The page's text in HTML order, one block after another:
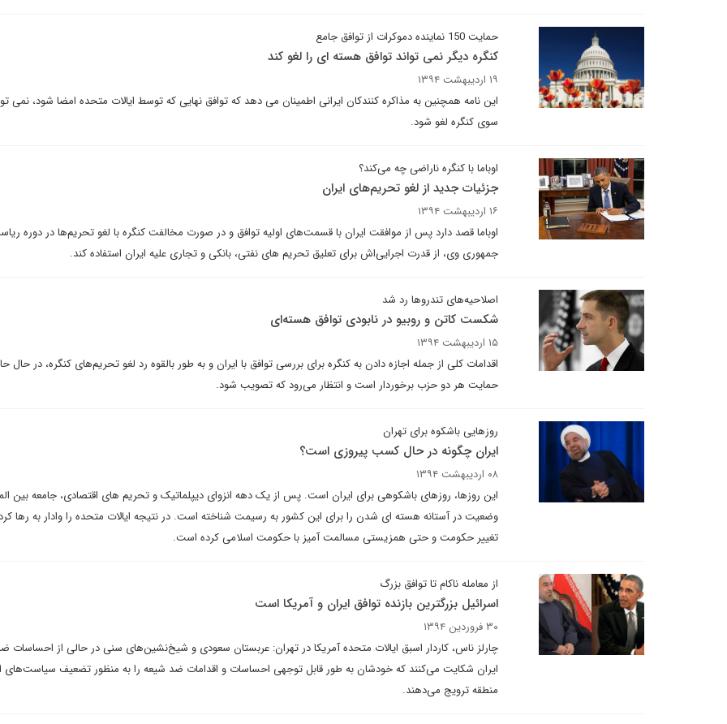
حمایت 150 نماینده دموکرات از توافق جامع
کنگره دیگر نمی تواند توافق هسته ای را لغو کند
۱۹ اردیبهشت ۱۳۹۴
این نامه همچنین به مذاکره کنندکان ایرانی اطمینان می دهد که توافق نهایی که توسط ایالات متحده امضا شود، نمی
سوی کنگره لغو شود.
اوباما با کنگره ناراضی چه می‌کند؟
جزئیات جدید از لغو تحریم‌های ایران
۱۶ اردیبهشت ۱۳۹۴
اوباما قصد دارد پس از موافقت ایران با قسمت‌های اولیه توافق و در صورت مخالفت کنگره با لغو تحریم‌ها در دوره
جمهوری وی، از قدرت اجرایی‌اش برای تعلیق تحریم های نفتی، بانکی و تجاری علیه ایران استفاده کند.
اصلاحیه‌های تندروها رد شد
شکست کاتن و روبیو در نابودی توافق هسته‌ای
۱۵ اردیبهشت ۱۳۹۴
اقدامات کلی از جمله اجازه دادن به کنگره برای بررسی توافق با ایران و به طور بالقوه رد لغو تحریم‌های کنگره، در حال
حمایت هر دو حزب برخوردار است و انتظار می‌رود که تصویب شود.
روزهایی باشکوه برای تهران
ایران چگونه در حال کسب پیروزی است؟
۰۸ اردیبهشت ۱۳۹۴
این روزها، روزهای باشکوهی برای ایران است. پس از یک دهه انزوای دیپلماتیک و تحریم های اقتصادی، جامعه بین
وضعیت در آستانه هسته ای شدن را برای این کشور به رسیمت شناخته است. در نتیجه ایالات متحده را وادار به رها
تغییر حکومت و حتی همزیستی مسالمت آمیز با حکومت اسلامی کرده است.
از معامله ناکام تا توافق بزرگ
اسرائیل بزرگترین بازنده توافق ایران و آمریکا است
۳۰ فروردین ۱۳۹۴
چارلز ناس، کاردار اسبق ایالات متحده آمریکا در تهران: عربستان سعودی و شیخ‌نشین‌های سنی در حالی از احساسات
ایران شکایت می‌کنند که خودشان به طور قابل توجهی احساسات و اقدامات ضد شیعه را به منظور تضعیف سیاست‌های
منطقه ترویج می‌دهند.